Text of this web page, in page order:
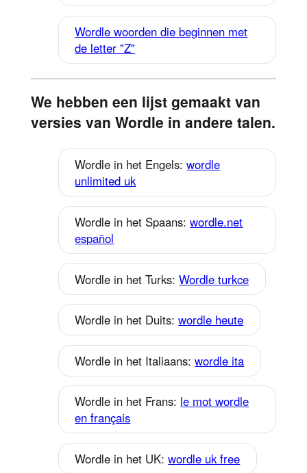
Wordle woorden die beginnen met
de letter "Z"
We hebben een lijst gemaakt van
versies van Wordle in andere talen.
Wordle in het Engels:wordle
unlimited uk
Wordle in het Spaans:wordle.net
español
Wordle in het Turks:Wordle turkce
Wordle in het Duits:wordle heute
Wordle in het Italiaans:wordle ita
Wordle in het Frans: le mot wordle
en français
Wordle in het UK:wordle uk free